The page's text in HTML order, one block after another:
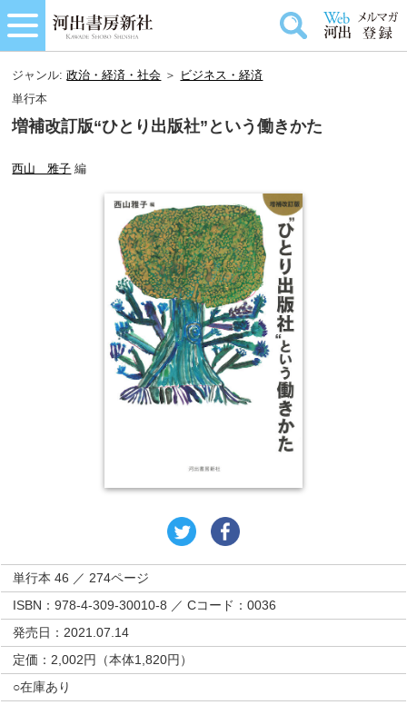
ジャンル:政治・経済・社会 ＞ ビジネス・経済
単行本
増補改訂版“ひとり出版社”という働きかた
西山 雅子 編
単行本 46 ／ 274ページ
ISBN：978-4-309-30010-8 ／ Cコード：0036
発売日：2021.07.14
定価：2,002円（本体1,820円）
○在庫あり